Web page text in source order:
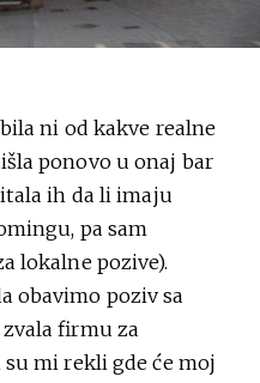
ni od kakve realne
ponovo u onaj bar
ih da li imaju
pa sam
lokalne pozive).
obavimo poziv sa
firmu za
mi rekli gde će moj